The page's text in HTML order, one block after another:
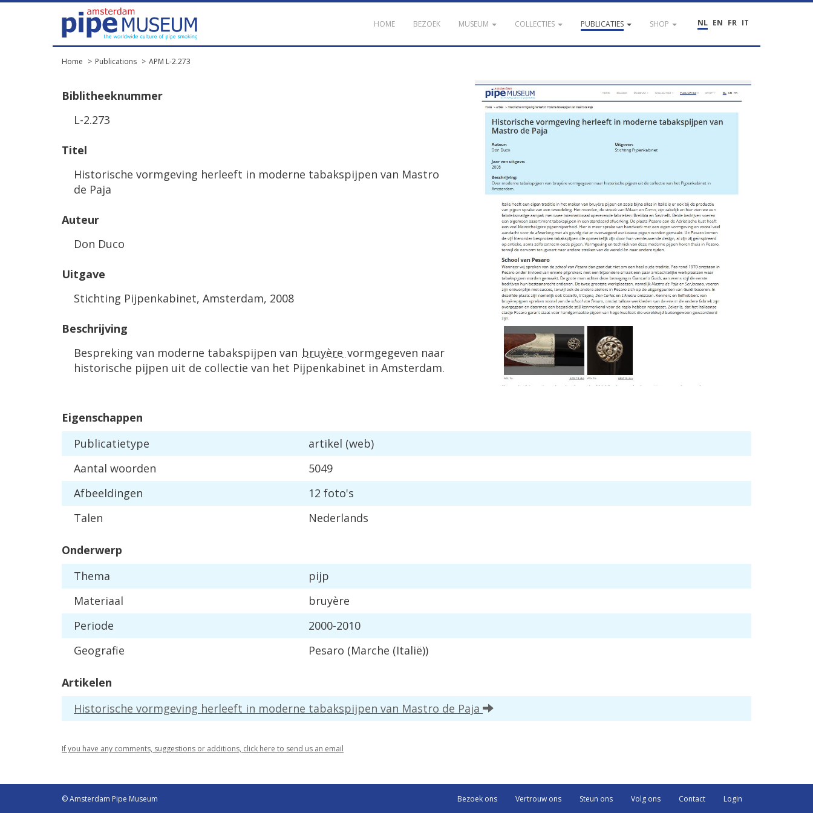
NL EN FR IT
HOME BEZOEK MUSEUM COLLECTIES PUBLICATIES SHOP
Home Publications APM L-2.273
Biblitheeknummer
L-2.273
Titel
Historische vormgeving herleeft in moderne tabakspijpen van Mastro
de Paja
Auteur
Don Duco
Uitgave
Stichting Pijpenkabinet, Amsterdam, 2008
Beschrijving
Bespreking van moderne tabakspijpen van bruyère vormgegeven naar
historische pijpen uit de collectie van het Pijpenkabinet in Amsterdam.
Eigenschappen
Publicatietype
artikel (web)
Aantal woorden
5049
Afbeeldingen
12 foto's
Talen
Nederlands
Onderwerp
Thema
pijp
Materiaal
bruyère
Periode
2000-2010
Geografie
Pesaro (Marche (Italië))
Artikelen
Historische vormgeving herleeft in moderne tabakspijpen van Mastro de Paja
If you have any comments, suggestions or additions, click here to send us an email
© Amsterdam Pipe Museum Bezoek ons Vertrouw ons Steun ons Volg ons Contact Login